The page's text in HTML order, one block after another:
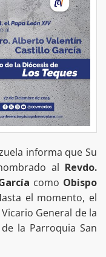
informa que Su
al Revdo.
como Obispo
el momento, el
General de la
la Parroquia San